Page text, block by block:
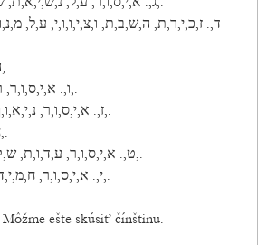
ד,. ז,כ,י,ר,ת, ה,ש,ב,ת, ו,צ,י,ו,ו,י, ע,ל,
ה,. כ,י,ב,ו,ד, ה,ו,ר,י,ם,.
ו,. א,י,ס,ו,ר, ר,צ,י,ח,ת, ב,ן, א,נ,ו,ש,.
ז,. א,י,ס,ו,ר, נ,י,א,ו,ף, ע,ם, א,ש,ת, א,י,ש,.
ח,. א,י,ס,ו,ר, ג,נ,י,ב,ה,.
ט,. א,י,ס,ו,ר, ע,ד,ו,ת, ש,ק,ר, ב,ב,י,ת, מ,ש,פ,ט,.
י,. א,י,ס,ו,ר, ח,מ,י,ד,ת, ר,כ,ו,ש, ה,ז,ו,ל,ת,.
ešte skúsiť čínštinu.